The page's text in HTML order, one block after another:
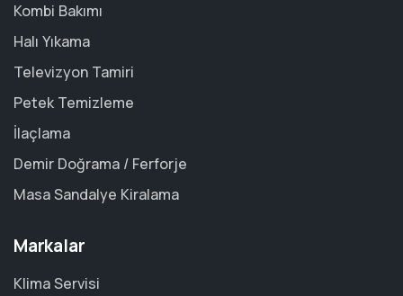
Kombi Bakımı
Halı Yıkama
Televizyon Tamiri
Petek Temizleme
İlaçlama
Demir Doğrama / Ferforje
Masa Sandalye Kiralama
Markalar
Klima Servisi